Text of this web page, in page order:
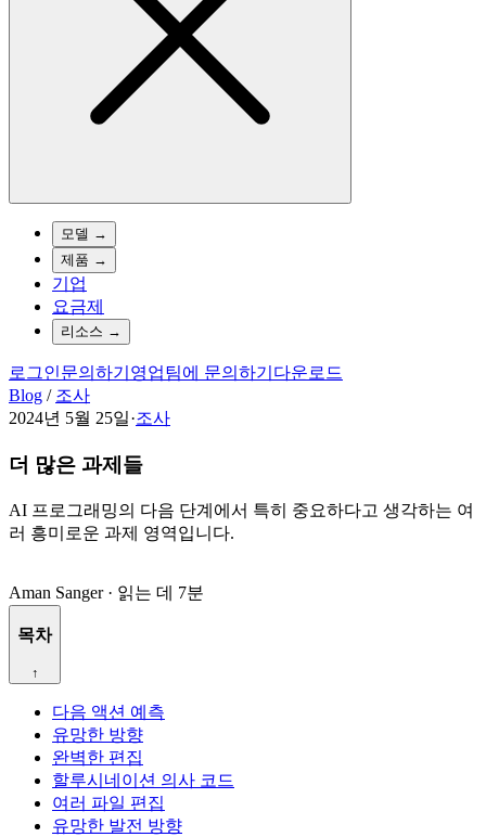
모델 →
제품 →
기업
요금제
리소스 →
로그인문의하기 영업팀에 문의하기 다운로드
Blog / 조사
2024년 5월 25일·조사
더 많은 과제들
AI 프로그래밍의 다음 단계에서 특히 중요하다고 생각하는 여
러 흥미로운 과제 영역입니다.
Aman Sanger· 읽는 데 7분
목차
↑
다음 액션 예측
유망한 방향
완벽한 편집
할루시네이션 의사 코드
여러 파일 편집
유망한 발전 방향